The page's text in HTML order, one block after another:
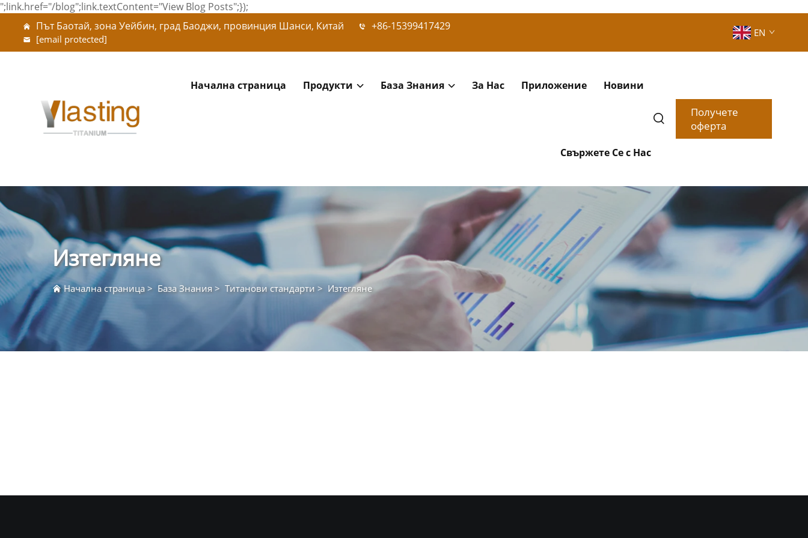
";link.href="/blog";link.textContent="View Blog Posts";});
Път Баотай, зона Уейбин, град Баоджи, провинция Шанси, Китай
+86-15399417429
[email protected]
EN
Начална страница Продукти База Знания За Нас Приложение Новини
Свържете Се с Нас
Получете
оферта
Изтегляне
Начална страница > База Знания> Титанови стандарти> Изтегляне